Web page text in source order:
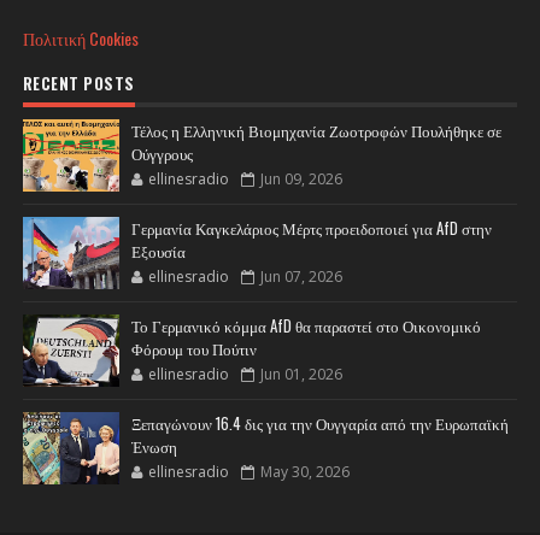
Πολιτική Cookies
RECENT POSTS
Τέλος η Ελληνική Βιομηχανία Ζωοτροφών Πουλήθηκε σε
Ούγγρους
ellinesradio Jun 09, 2026
Γερμανία Καγκελάριος Μέρτς προειδοποιεί για AfD στην
Εξουσία
ellinesradio Jun 07, 2026
Το Γερμανικό κόμμα AfD θα παραστεί στο Οικονομικό
Φόρουμ του Πούτιν
ellinesradio Jun 01, 2026
Ξεπαγώνουν 16.4 δις για την Ουγγαρία από την Ευρωπαϊκή
Ένωση
ellinesradio May 30, 2026